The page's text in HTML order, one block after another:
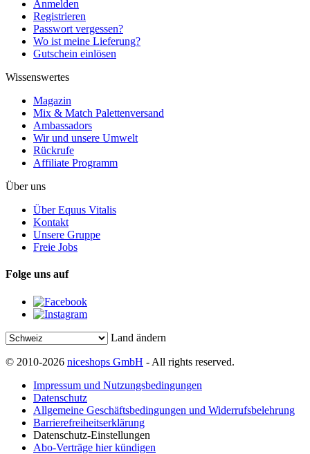
Anmelden
Registrieren
Passwort vergessen?
Wo ist meine Lieferung?
Gutschein einlösen
Wissenswertes
Magazin
Mix & Match Palettenversand
Ambassadors
Wir und unsere Umwelt
Rückrufe
Affiliate Programm
Über uns
Über Equus Vitalis
Kontakt
Unsere Gruppe
Freie Jobs
Folge uns auf
Land ändern
© 2010-2026 niceshops GmbH - All rights reserved.
Impressum und Nutzungsbedingungen
Datenschutz
Allgemeine Geschäftsbedingungen und Widerrufsbelehrung
Barrierefreiheitserklärung
Datenschutz-Einstellungen
Abo-Verträge hier kündigen